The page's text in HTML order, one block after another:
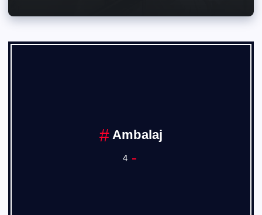
Ankara Sanayi Odası
1